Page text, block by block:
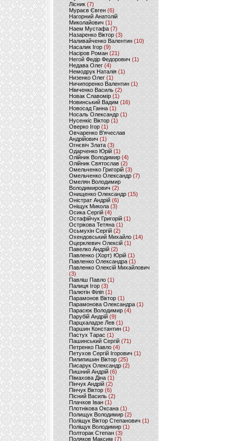
Лісник (7)
Мураєв Євген(6)
Нагорний Анатолій
Миколайович (1)
Наем Мустафа (7)
Назаренко Віктор (3)
Наливайченко Валентин (10)
Насалик Ігор(9)
Насіров Роман (21)
Негой Федір Федорович(1)
Недава Олег(4)
Немодрук Наталія(1)
Низенко Олег (1)
Ничипоренко Валентин (1)
Німченко Василь (2)
Новак Славомір (1)
Новинський Вадим (16)
Новосад Ганна (1)
Носаль Олександр (1)
Нусенкіс Віктор (1)
Оверко Ігор (1)
Овчаренко В'ячеслав
Андрійович(1)
Огнєвіч Злата (3)
Одарченко Юрій(1)
Олійник Володимир (4)
Олійник Святослав (2)
Омельченко Григорій (3)
Омельченко Олександр(7)
Омелян Володимир
Володимирович (2)
Онищенко Олександр (15)
Оністрат Андрій (6)
Оніщук Микола (3)
Осика Сергій(4)
Остафійчук Григорій(1)
Острікова Тетяна (1)
Осьмухін Сергій (2)
Охендовський Михайло (14)
Оцерклевич Олексій (1)
Павелко Андрій (2)
Павленко (Хорт) Юрій (1)
Павленко Олександра (1)
Павленко Олексій Михайлович
(3)
Павліш Павло(1)
Палиця Ігор (3)
Палютін Філіп(1)
Парамонов Віктор (1)
Парамонова Олександра(1)
Парасюк Володимир(4)
Парубій Андрій (9)
Парцхаладзе Лев (1)
Паршин Константин(1)
Пастух Тарас (1)
Пашинський Сергій (71)
Петренко Павло (4)
Петухов Сергій Ігорович (1)
Пилипишин Віктор(25)
Писарук Олександр(2)
Пишний Андрій (6)
Пімахова Діна(1)
Пінчук Андрій(2)
Пінчук Віктор (6)
Пісний Василь (2)
Плачков Іван(1)
Плотнікова Оксана (1)
Полищук Володимир(2)
Поліщук Віктор Степанович(1)
Поліщук Володимир (1)
Полторак Степан(3)
Поляков Максим (7)